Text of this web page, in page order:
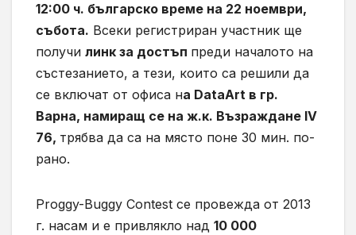
12:00 ч. българско време на 22 ноември,
събота. Всеки регистриран участник ще
получи линк за достъп преди началото на
състезанието, а тези, които са решили да
се включат от офиса на DataArt в гр.
Варна, намиращ се на ж.к. Възраждане IV
76, трябва да са на място поне 30 мин. по-
рано.
Proggy-Buggy Contest се провежда от 2013
г. насам и е привлякло над 10 000